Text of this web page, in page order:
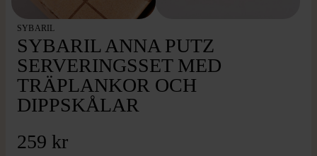
SYBARIL
SYBARIL ANNA PUTZ
SERVERINGSSET MED
TRÄPLANKOR OCH
DIPPSKÅLAR
259 kr